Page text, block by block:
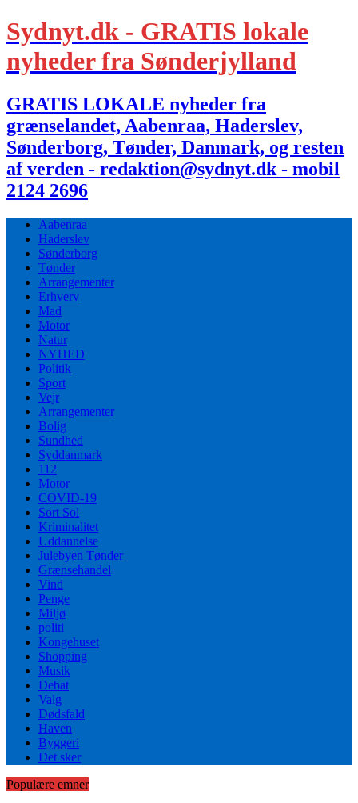
Sydnyt.dk - GRATIS lokale
nyheder fra Sønderjylland
GRATIS LOKALE nyheder fra
grænselandet, Aabenraa, Haderslev,
Sønderborg, Tønder, Danmark, og resten
af verden - redaktion@sydnyt.dk - mobil
2124 2696
Aabenraa
Haderslev
Sønderborg
Tønder
Arrangementer
Erhverv
Mad
Motor
Natur
NYHED
Politik
Sport
Vejr
Arrangementer
Bolig
Sundhed
Syddanmark
112
Motor
COVID-19
Sort Sol
Kriminalitet
Uddannelse
Julebyen Tønder
Grænsehandel
Vind
Penge
Miljø
politi
Kongehuset
Shopping
Musik
Debat
Valg
Dødsfald
Haven
Byggeri
Det sker
Populære emner